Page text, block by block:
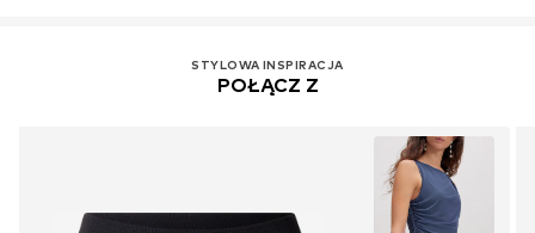
STYLOWA INSPIRACJA
POŁĄCZ Z